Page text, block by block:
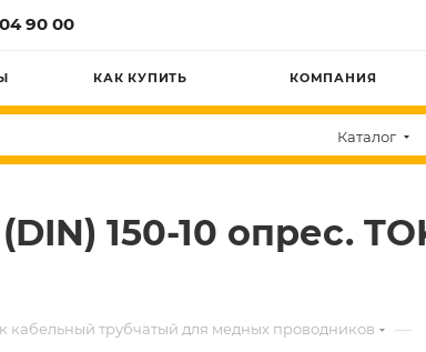
90 00
КАК КУПИТЬ КОМПАНИЯ
Каталог
150-10 опрес.
кабельный трубчатый для медных проводников —